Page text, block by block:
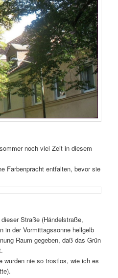
noch viel Zeit in diesem
Farbenpracht entfalten, bevor sie
Straße (Händelstraße,
in der Vormittagssonne hellgelb
Raum gegeben, daß das Grün
wurden nie so trostlos, wie ich es